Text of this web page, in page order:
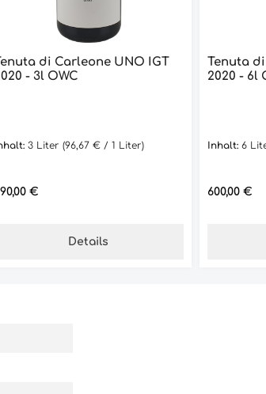
di Carleone UNO IGT
- 3l OWC
3 Liter (96,67 € / 1 Liter)
Preis:
€
Details
Tenuta
2020 - 6l
Inhalt:6
Regulärer
600,00 €